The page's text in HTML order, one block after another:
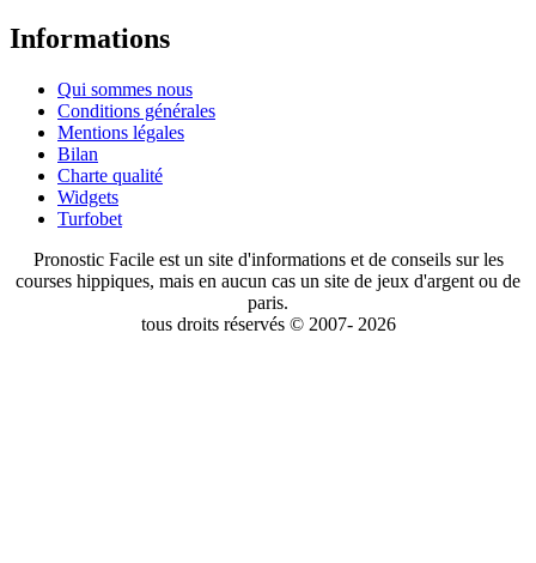
Informations
Qui sommes nous
Conditions générales
Mentions légales
Bilan
Charte qualité
Widgets
Turfobet
Pronostic Facile est un site d'informations et de conseils sur les
courses hippiques, mais en aucun cas un site de jeux d'argent ou de
paris.
tous droits réservés © 2007- 2026